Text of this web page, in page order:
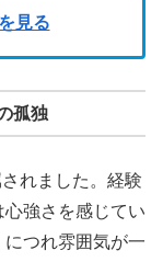
見る
孤独
れました。経験
強さを感じてい
つれ雰囲気が一